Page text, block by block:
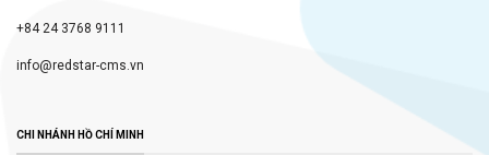
+84 24 3768 9111
info@redstar-cms.vn
CHI NHÁNH HỒ CHÍ MINH